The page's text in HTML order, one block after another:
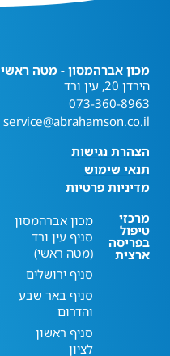
מכון אברהמסון - מטה ראשי
הירדן 20, עין ורד
073-360-8963
service@abrahamson.co.il
הצהרת נגישות
תנאי שימוש
מדיניות פרטיות
מרכזי
טיפול
בפריסה
ארצית
מכון אברהמסון
סניף עין ורד
(מטה ראשי)
סניף ירושלים
סניף באר שבע
והדרום
סניף ראשון
לציון